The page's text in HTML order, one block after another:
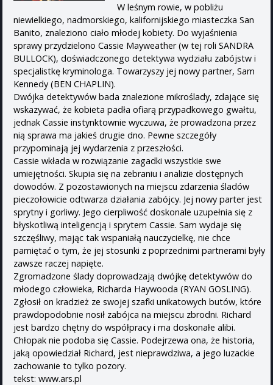
W leśnym rowie, w pobliżu
niewielkiego, nadmorskiego, kalifornijskiego miasteczka San
Banito, znaleziono ciało młodej kobiety. Do wyjaśnienia
sprawy przydzielono Cassie Mayweather (w tej roli SANDRA
BULLOCK), doświadczonego detektywa wydziału zabójstw i
specjalistkę kryminologa. Towarzyszy jej nowy partner, Sam
Kennedy (BEN CHAPLIN).
Dwójka detektywów bada znalezione mikroślady, zdające się
wskazywać, że kobieta padła ofiarą przypadkowego gwałtu,
jednak Cassie instynktownie wyczuwa, że prowadzona przez
nią sprawa ma jakieś drugie dno. Pewne szczegóły
przypominają jej wydarzenia z przeszłości.
Cassie wkłada w rozwiązanie zagadki wszystkie swe
umiejętności. Skupia się na zebraniu i analizie dostępnych
dowodów. Z pozostawionych na miejscu zdarzenia śladów
pieczołowicie odtwarza działania zabójcy. Jej nowy parter jest
sprytny i gorliwy. Jego cierpliwość doskonale uzupełnia się z
błyskotliwą inteligencją i sprytem Cassie. Sam wydaje się
szczęśliwy, mając tak wspaniałą nauczycielkę, nie chce
pamiętać o tym, że jej stosunki z poprzednimi partnerami były
zawsze raczej napięte.
Zgromadzone ślady doprowadzają dwójkę detektywów do
młodego człowieka, Richarda Haywooda (RYAN GOSLING).
Zgłosił on kradzież ze swojej szafki unikatowych butów, które
prawdopodobnie nosił zabójca na miejscu zbrodni. Richard
jest bardzo chętny do współpracy i ma doskonałe alibi.
Chłopak nie podoba się Cassie. Podejrzewa ona, że historia,
jaką opowiedział Richard, jest nieprawdziwa, a jego luzackie
zachowanie to tylko pozory.
tekst: www.ars.pl